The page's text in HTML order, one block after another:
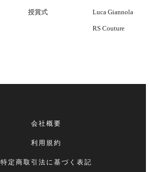
授賞式 Luca Giannola
RS Couture
会社概要
利用規約
特定商取引法に基づく表記